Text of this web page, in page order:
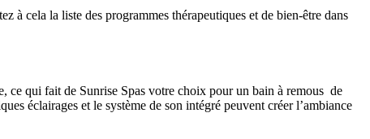
cela la liste des programmes thérapeutiques et de bien-être dans
ce qui fait de Sunrise Spas votre choix pour un bain à remous de
éclairages et le système de son intégré peuvent créer l’ambiance